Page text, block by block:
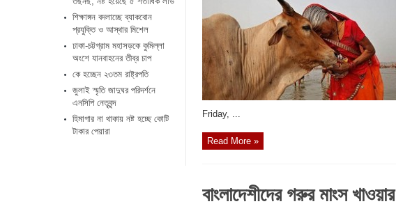
‎Friday, ...
Read More »
বাংলাদেশীদের গরুর মাংস খাওয়ার
শিক্ষাঙ্গন বদলাচ্ছে ব্যাকবোন
প্রযুক্তি ও আস্থার মিশেল
ঢাকা-চট্টগ্রাম মহাসড়কে কুমিল্লা
অংশে যানবাহনের তীব্র চাপ
কে হচ্ছেন ২৩তম রাষ্ট্রপতি
জুলাই স্মৃতি জাদুঘর পরিদর্শনে
এনসিপি নেতৃবৃন্দ
হিমাগার না থাকায় নষ্ট হচ্ছে কোটি
টাকার পেয়ারা